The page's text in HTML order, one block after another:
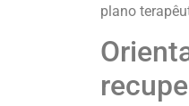
plano